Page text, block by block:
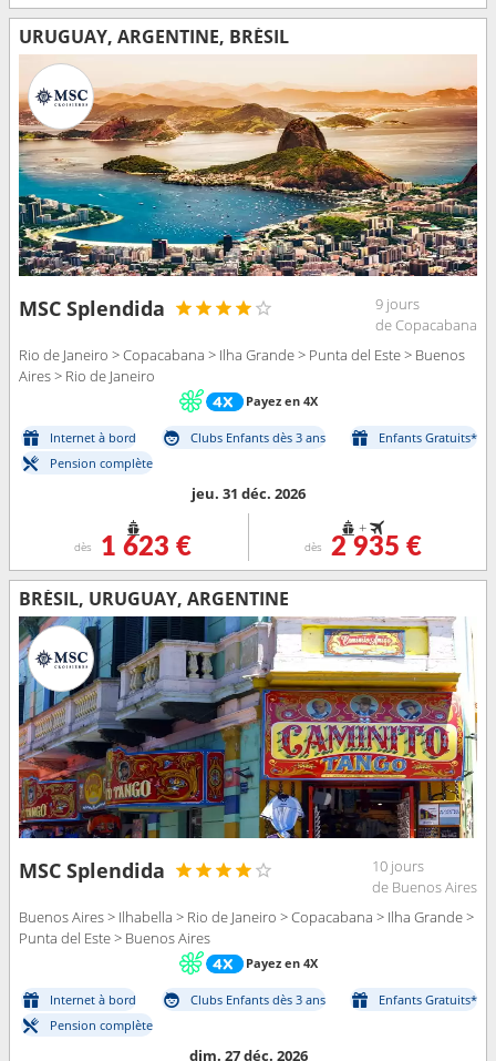
URUGUAY, ARGENTINE, BRÉSIL
MSC Splendida
9 jours
de Copacabana
Rio de Janeiro > Copacabana > Ilha Grande > Punta del Este > Buenos
Aires > Rio de Janeiro
Payez en 4X
Internet à bord Clubs Enfants dès 3 ans
Enfants Gratuits*
Pension complète
jeu. 31 déc. 2026
dès 1 623 €
+
dès 2 935 €
BRÉSIL, URUGUAY, ARGENTINE
MSC Splendida
10 jours
de Buenos Aires
Buenos Aires > Ilhabella > Rio de Janeiro > Copacabana > Ilha Grande >
Punta del Este > Buenos Aires
Payez en 4X
Internet à bord Clubs Enfants dès 3 ans
Enfants Gratuits*
Pension complète
dim. 27 déc. 2026